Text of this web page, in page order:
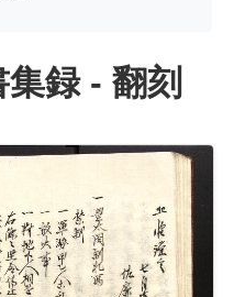
録 - 翻刻